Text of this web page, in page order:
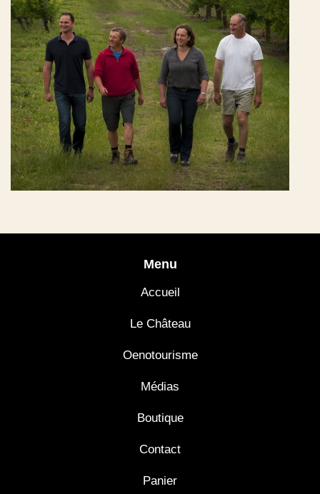
Menu
Accueil
Le Château
Oenotourisme
Médias
Boutique
Contact
Panier